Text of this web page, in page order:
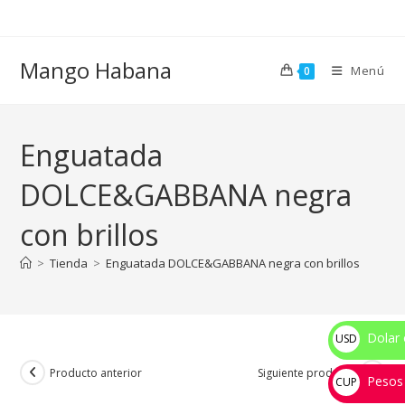
Mango Habana 0 Menú
Enguatada
DOLCE&GABBANA negra
con brillos
> Tienda > Enguatada DOLCE&GABBANA negra con brillos
Producto anterior Siguiente producto
USD
$
Dolar
CUP
Pesos